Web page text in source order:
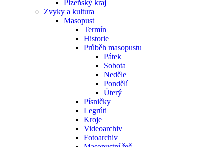
Plzeňský kraj
Zvyky a kultura
Masopust
Termín
Historie
Průběh masopustu
Pátek
Sobota
Neděle
Pondělí
Úterý
Písničky
Legrúti
Kroje
Videoarchiv
Fotoarchiv